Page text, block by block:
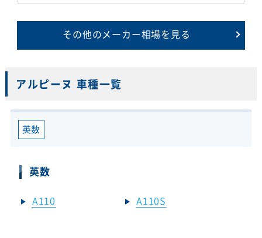
その他のメーカー相場を見る
アルピーヌ 車種一覧
英数
英数
A110 A110S